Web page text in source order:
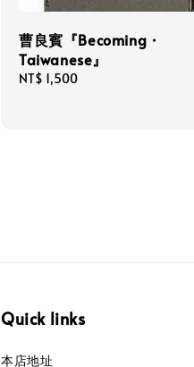
曹良賓『Becoming・
Taiwanese』
Regular
NT$ 1,500
Quick links
本店地址